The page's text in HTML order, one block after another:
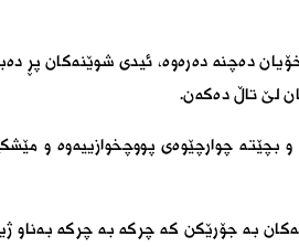
دەچنە دەرەوە، ئیدی شوێنەکان پڕ
لێ تاڵ دەکەن.
و بچێتە چوارچێوەی پووچخوازییەوە و
بە جۆرێکن کە چرکە بە چرکە بەناو